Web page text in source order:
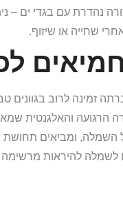
נהדרת עם בגדי ים –
שחייה או שיזוף.
זמינה לרוב בגוונים
הרגועה והאלגנטית
ומביאים תחושת
להיראות מרשימה